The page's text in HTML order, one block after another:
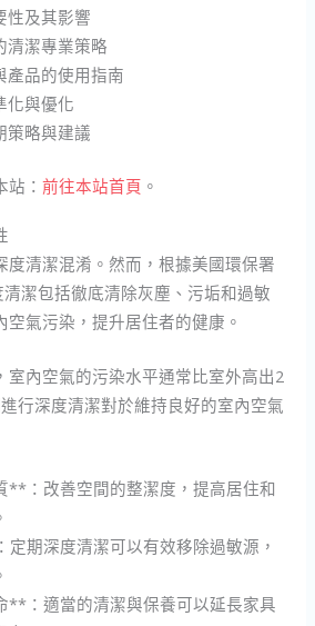
性及其影響
清潔專業策略
產品的使用指南
化與優化
策略與建議
站：前往本站首頁 。
度清潔混淆。然而，根據美國環保署
清潔包括徹底清除灰塵、污垢和過敏
氣污染，提升居住者的健康。
室內空氣的污染水平通常比室外高出2
行深度清潔對於維持良好的室內空氣
**：改善空間的整潔度，提高居住和
期深度清潔可以有效移除過敏源，
**：適當的清潔與保養可以延長家具